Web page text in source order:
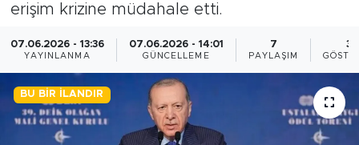
erişim krizine müdahale etti.
07.06.2026 - 13:36
YAYINLANMA
07.06.2026 - 14:01
GÜNCELLEME
7
PAYLAŞIM
3
BU BIR İLANDIR
RÖPÖRTAJ
ANALİZ